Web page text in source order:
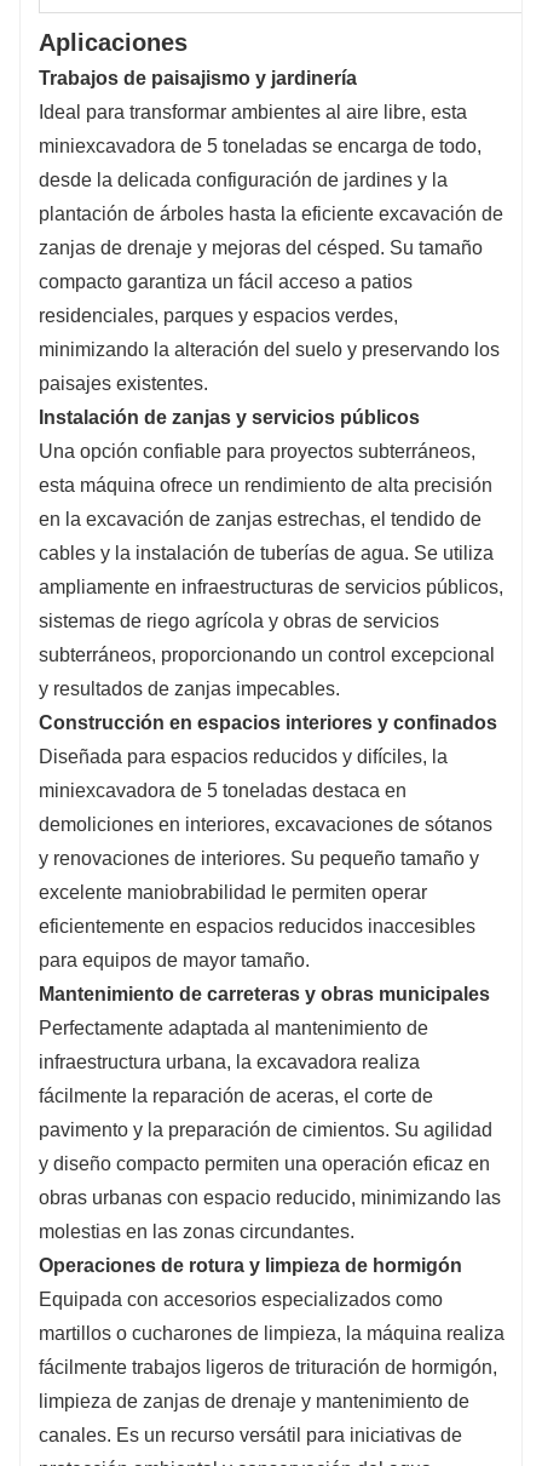
Aplicaciones
Trabajos de paisajismo y jardinería
Ideal para transformar ambientes al aire libre, esta
miniexcavadora de 5 toneladas se encarga de todo,
desde la delicada configuración de jardines y la
plantación de árboles hasta la eficiente excavación de
zanjas de drenaje y mejoras del césped. Su tamaño
compacto garantiza un fácil acceso a patios
residenciales, parques y espacios verdes,
minimizando la alteración del suelo y preservando los
paisajes existentes.
Instalación de zanjas y servicios públicos
Una opción confiable para proyectos subterráneos,
esta máquina ofrece un rendimiento de alta precisión
en la excavación de zanjas estrechas, el tendido de
cables y la instalación de tuberías de agua. Se utiliza
ampliamente en infraestructuras de servicios públicos,
sistemas de riego agrícola y obras de servicios
subterráneos, proporcionando un control excepcional
y resultados de zanjas impecables.
Construcción en espacios interiores y confinados
Diseñada para espacios reducidos y difíciles, la
miniexcavadora de 5 toneladas destaca en
demoliciones en interiores, excavaciones de sótanos
y renovaciones de interiores. Su pequeño tamaño y
excelente maniobrabilidad le permiten operar
eficientemente en espacios reducidos inaccesibles
para equipos de mayor tamaño.
Mantenimiento de carreteras y obras municipales
Perfectamente adaptada al mantenimiento de
infraestructura urbana, la excavadora realiza
fácilmente la reparación de aceras, el corte de
pavimento y la preparación de cimientos. Su agilidad
y diseño compacto permiten una operación eficaz en
obras urbanas con espacio reducido, minimizando las
molestias en las zonas circundantes.
Operaciones de rotura y limpieza de hormigón
Equipada con accesorios especializados como
martillos o cucharones de limpieza, la máquina realiza
fácilmente trabajos ligeros de trituración de hormigón,
limpieza de zanjas de drenaje y mantenimiento de
canales. Es un recurso versátil para iniciativas de